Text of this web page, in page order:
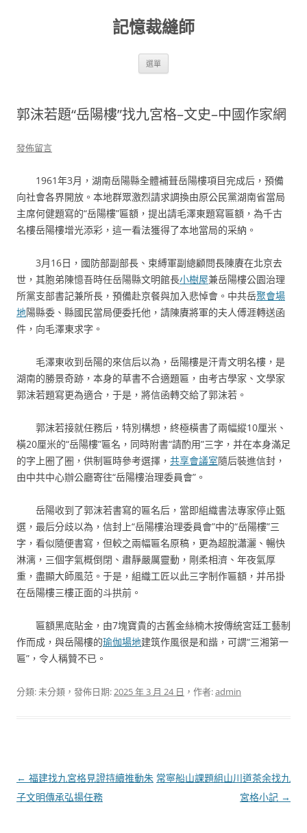
記憶裁縫師
選單
郭沫若題“岳陽樓”找九宮格–文史–中國作家網
發佈留言
1961年3月，湖南岳陽縣全體補葺岳陽樓項目完成后，預備
向社會各界開放。本地群眾激烈請求調換由原公民黨湖南省當局
主席何健題寫的“岳陽樓”匾額，提出請毛澤東題寫匾額，為千古
名樓岳陽樓增光添彩，這一看法獲得了本地當局的采納。
3月16日，國防部副部長、束縛軍副總顧問長陳賡在北京去
世，其胞弟陳憶吾時任岳陽縣文明館長小樹屋兼岳陽樓公園治理
所黨支部書記兼所長，預備赴京餐與加入悲悼會。中共岳聚會場
地陽縣委、縣國民當局便委托他，請陳賡將軍的夫人傅涯轉送函
件，向毛澤東求字。
毛澤東收到岳陽的來信后以為，岳陽樓是汗青文明名樓，是
湖南的勝景奇跡，本身的草書不合適題匾，由考古學家、文學家
郭沫若題寫更為適合，于是，將信函轉交給了郭沫若。
郭沫若接就任務后，特別構想，終極橫書了兩幅縱10厘米、
橫20厘米的“岳陽樓”匾名，同時附書“請酌用”三字，并在本身滿足
的字上圈了圈，供制匾時參考選擇， 共享會議室隨后裝進信封，
由中共中心辦公廳寄往“岳陽樓治理委員會”。
岳陽收到了郭沫若書寫的匾名后，當即組織書法專家停止甄
選，最后分歧以為，信封上“岳陽樓治理委員會”中的“岳陽樓”三
字，看似隨便書寫，但較之兩幅匾名原稿，更為超脫瀟灑、暢快
淋漓，三個字氣概倒閉、肅靜嚴厲靈動，剛柔相濟、年夜氣厚
重，盡顯大師風范。于是，組織工匠以此三字制作匾額，并吊掛
在岳陽樓三樓正面的斗拱前。
匾額黑底貼金，由7塊寶貴的古舊金絲楠木按傳統宮廷工藝制
作而成，與岳陽樓的瑜伽場地建筑作風很是和諧，可謂“三湘第一
匾”，令人稱贊不已。
分類: 未分類，發佈日期:2025 年 3 月 24 日 ，作者:admin
文
章
← 福建找九宮格見證持續推動朱
子文明傳承弘揚任務
常寧船山課題組山川道茶余找九
宮格小記 →